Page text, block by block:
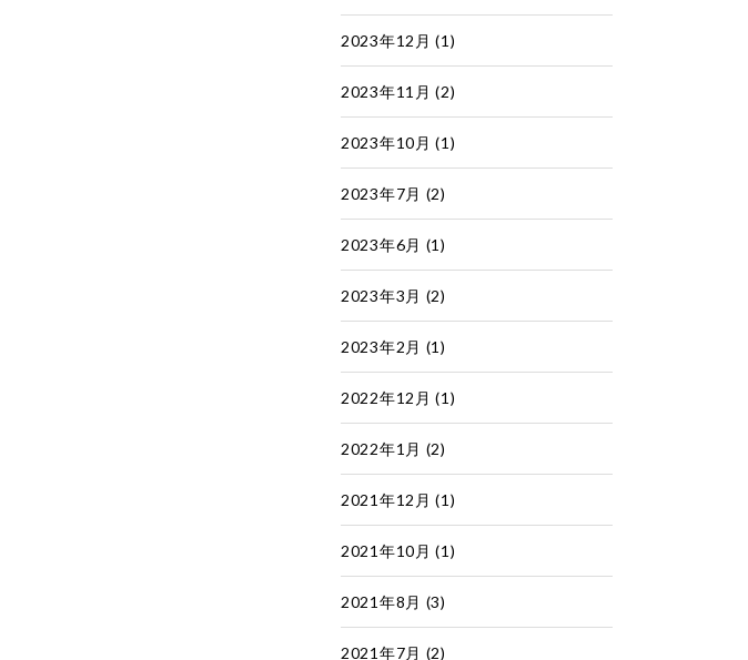
2023年12月 (1)
2023年11月 (2)
2023年10月 (1)
2023年7月 (2)
2023年6月 (1)
2023年3月 (2)
2023年2月 (1)
2022年12月 (1)
2022年1月 (2)
2021年12月 (1)
2021年10月 (1)
2021年8月 (3)
2021年7月 (2)